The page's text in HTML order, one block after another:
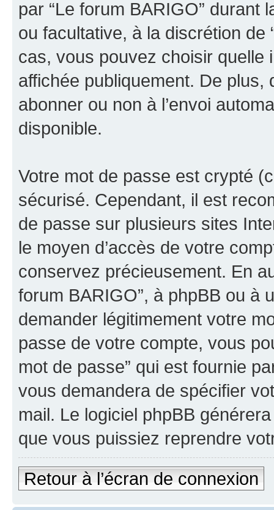
par “Le forum BARIGO” durant
ou facultative, à la discrétion de
cas, vous pouvez choisir quelle
affichée publiquement. De plus,
abonner ou non à l’envoi
disponible.
Votre mot de passe est crypté
sécurisé. Cependant, il est
de passe sur plusieurs sites
le moyen d’accès de votre
conservez précieusement. En
forum BARIGO”, à phpBB ou à
demander légitimement votre
passe de votre compte, vous
mot de passe” qui est fournie
vous demandera de spécifier
mail. Le logiciel phpBB
que vous puissiez reprendre
Retour à l’écran de connexion